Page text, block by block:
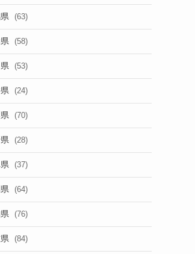
(63)
(58)
(53)
(24)
(70)
(28)
(37)
(64)
(76)
(84)